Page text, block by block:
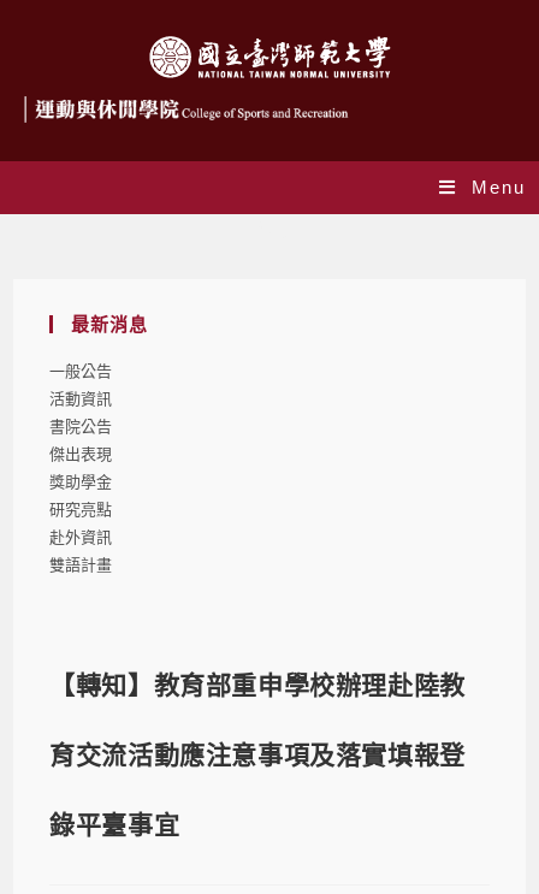
Menu
最新消息
一般公告
活動資訊
書院公告
傑出表現
獎助學金
研究亮點
赴外資訊
雙語計畫
【轉知】教育部重申學校辦理赴陸教
育交流活動應注意事項及落實填報登
錄平臺事宜